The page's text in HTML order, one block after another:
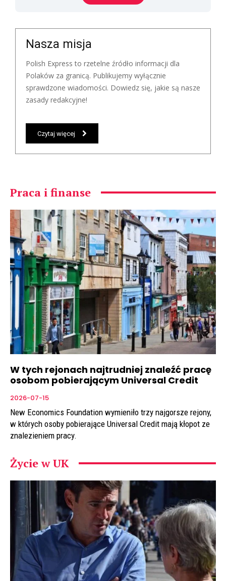
Nasza misja
Polish Express to rzetelne źródło informacji dla
Polaków za granicą. Publikujemy wyłącznie
sprawdzone wiadomości. Dowiedz się, jakie są nasze
zasady redakcyjne!
Czytaj więcej
Praca i finanse
W tych rejonach najtrudniej znaleźć pracę
osobom pobierającym Universal Credit
2026-07-15
New Economics Foundation wymieniło trzy najgorsze rejony,
w których osoby pobierające Universal Credit mają kłopot ze
znalezieniem pracy.
Życie w UK